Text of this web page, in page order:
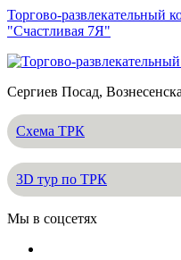
Торгово-развлекательный
"Счастливая 7Я"
Сергиев Посад,
Схема ТРК
3D тур по ТРК
Мы в соцсетях